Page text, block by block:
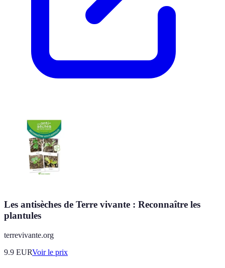
Les antisèches de Terre vivante : Reconnaître les
plantules
terrevivante.org
9.9 EURVoir le prix